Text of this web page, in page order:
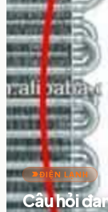
label_importantĐIỆN LẠNH
Câu hỏi